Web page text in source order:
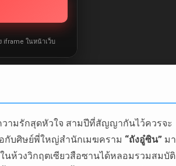
iframe ในหน้าเว็บ
วามรักสุดหัวใจ สามปีที่สัญญากันไว้ควรจะ
กับศิษย์พี่ใหญ่สำนักเมฆคราม “ถังอู๋ซิน” มา
นห้วงวิกฤตเซียวสือซานได้หลอมรวมสมบัติ